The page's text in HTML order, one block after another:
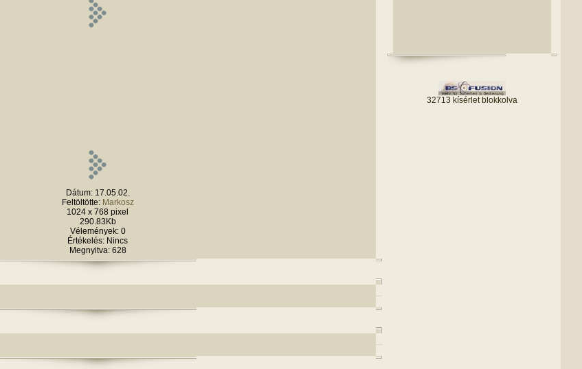
Dátum: 17.05.02.
Feltöltötte: Markosz
1024 x 768 pixel
290.83Kb
Vélemények: 0
Értékelés: Nincs
Megnyitva: 628
32713 kísérlet blokkolva